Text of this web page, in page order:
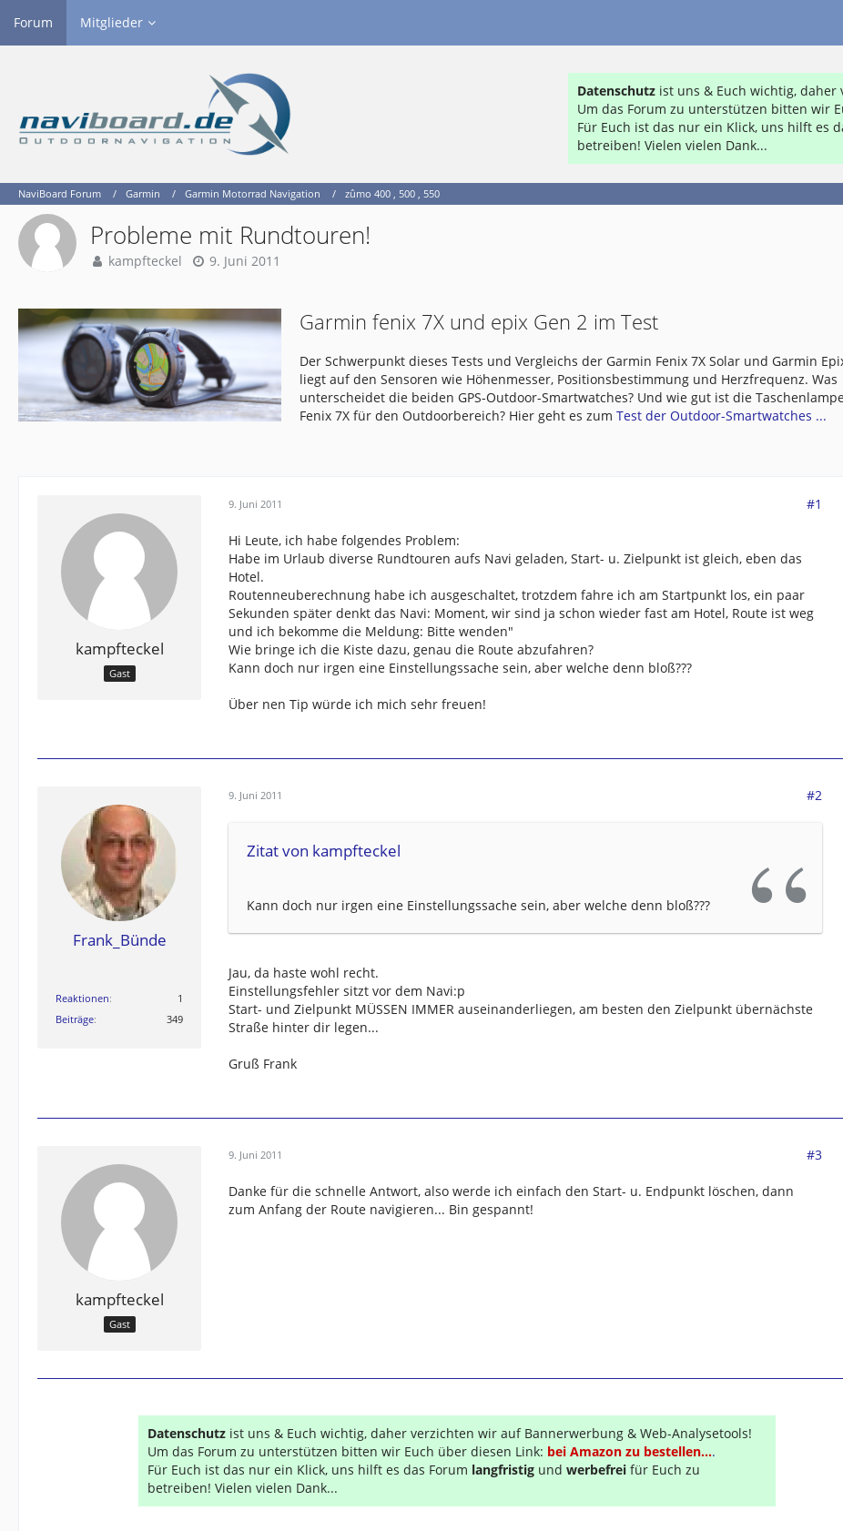
Forum Mitglieder
Datenschutz ist uns & Euch wichtig,
Um das Forum zu unterstützen bitten wir
Für Euch ist das nur ein Klick, uns hilft es
betreiben! Vielen vielen Dank...
NaviBoard Forum Garmin Garmin Motorrad Navigation zûmo 400 , 500 , 550
Probleme mit Rundtouren!
kampfteckel 9. Juni 2011
Garmin fenix 7X und epix Gen 2 im Test
Der Schwerpunkt dieses Tests und Vergleichs der Garmin Fenix 7X Solar und Garmin
liegt auf den Sensoren wie Höhenmesser, Positionsbestimmung und Herzfrequenz. Was
unterscheidet die beiden GPS-Outdoor-Smartwatches? Und wie gut ist die
Fenix 7X für den Outdoorbereich? Hier geht es zumTest der Outdoor-Smartwatches ...
kampfteckel
Gast
9. Juni 2011 #1
Hi Leute, ich habe folgendes Problem:
Habe im Urlaub diverse Rundtouren aufs Navi geladen, Start- u. Zielpunkt ist gleich, eben das
Hotel.
Routenneuberechnung habe ich ausgeschaltet, trotzdem fahre ich am Startpunkt los, ein paar
Sekunden später denkt das Navi: Moment, wir sind ja schon wieder fast am Hotel, Route ist weg
und ich bekomme die Meldung: Bitte wenden"
Wie bringe ich die Kiste dazu, genau die Route abzufahren?
Kann doch nur irgen eine Einstellungssache sein, aber welche denn bloß???
Über nen Tip würde ich mich sehr freuen!
Frank_Bünde
Reaktionen
1
Beiträge
349
9. Juni 2011 #2
Zitat von kampfteckel
Kann doch nur irgen eine Einstellungssache sein, aber welche denn bloß???
Jau, da haste wohl recht.
Einstellungsfehler sitzt vor dem Navi:p
Start- und Zielpunkt MÜSSEN IMMER auseinanderliegen, am besten den Zielpunkt übernächste
Straße hinter dir legen...
Gruß Frank
kampfteckel
Gast
9. Juni 2011 #3
Danke für die schnelle Antwort, also werde ich einfach den Start- u. Endpunkt löschen, dann
zum Anfang der Route navigieren... Bin gespannt!
Datenschutz ist uns & Euch wichtig, daher verzichten wir auf Bannerwerbung & Web-Analysetools!
Um das Forum zu unterstützen bitten wir Euch über diesen Link: bei Amazon zu bestellen....
Für Euch ist das nur ein Klick, uns hilft es das Forum langfristig und werbefrei für Euch zu
betreiben! Vielen vielen Dank...